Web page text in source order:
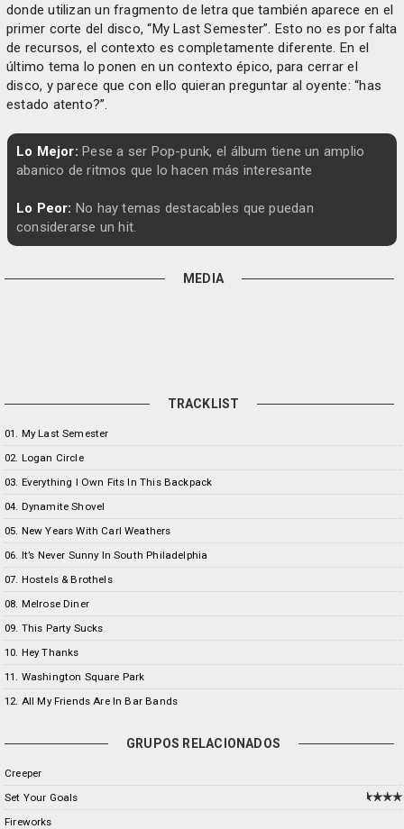
donde utilizan un fragmento de letra que también aparece en el
primer corte del disco, “My Last Semester”. Esto no es por falta
de recursos, el contexto es completamente diferente. En el
último tema lo ponen en un contexto épico, para cerrar el
disco, y parece que con ello quieran preguntar al oyente: “has
estado atento?”.
Lo Mejor: Pese a ser Pop-punk, el álbum tiene un amplio
abanico de ritmos que lo hacen más interesante
Lo Peor: No hay temas destacables que puedan
considerarse un hit.
MEDIA
TRACKLIST
01. My Last Semester
02. Logan Circle
03. Everything I Own Fits In This Backpack
04. Dynamite Shovel
05. New Years With Carl Weathers
06. It’s Never Sunny In South Philadelphia
07. Hostels & Brothels
08. Melrose Diner
09. This Party Sucks
10. Hey Thanks
11. Washington Square Park
12. All My Friends Are In Bar Bands
GRUPOS RELACIONADOS
Creeper
Set Your Goals
Fireworks